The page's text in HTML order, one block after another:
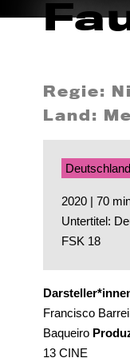
Regie:
Land:
2020 | 70
Untertitel:
FSK 18
Francisco
Baqueiro
13 CINE